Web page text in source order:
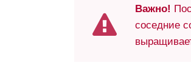
Важно!
соседние